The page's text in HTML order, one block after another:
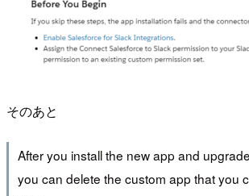
そのあと
After you install the new app and
you can delete the custom app that you